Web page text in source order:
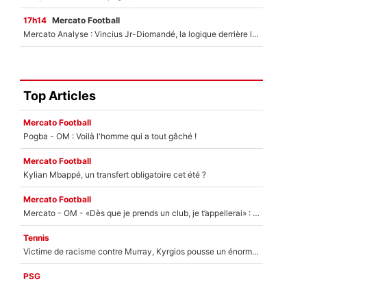
17h14 Mercato Football
Mercato Analyse : Vincius Jr-Diomandé, la logique derrière la concordance des temps
Top Articles
Mercato Football
Pogba - OM : Voilà l'homme qui a tout gâché !
Mercato Football
Kylian Mbappé, un transfert obligatoire cet été ?
Mercato Football
Mercato - OM - «Dès que je prends un club, je t’appellerai» : La promesse de Marcelino au moment de claquer la porte
Tennis
Victime de racisme contre Murray, Kyrgios pousse un énorme coup de gueule !
PSG